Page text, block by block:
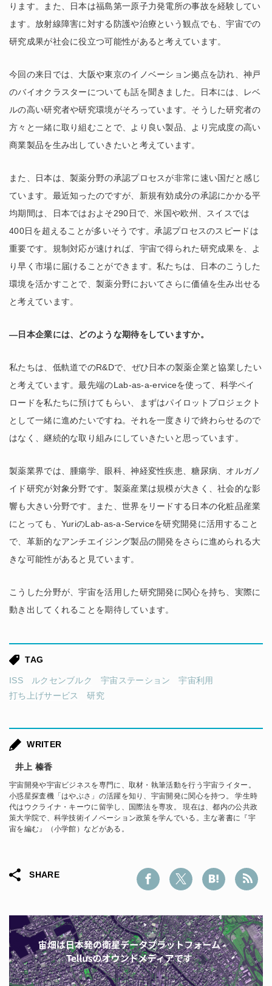
ります。また、日本は福島第一原子力発電所の事故を経験してい
ます。放射線障害に対する防護や治療という観点でも、宇宙での
研究成果が社会に役立つ可能性があると考えています。
今回の来日では、大阪や東京のイノベーション拠点を訪れ、神戸
のバイオクラスターについても話を聞きました。日本には、レベ
ルの高い研究者や研究環境がそろっています。そうした研究者の
方々と一緒に取り組むことで、より良い製品、より完成度の高い
商業製品を生み出していきたいと考えています。
また、日本は、製薬分野の承認プロセスが非常に速い国だと感じ
ています。最近知ったのですが、新規有効成分の承認にかかる平
均期間は、日本ではおよそ290日で、米国や欧州、スイスでは
400日を超えることが多いそうです。承認プロセスのスピードは
重要です。規制対応が速ければ、宇宙で得られた研究成果を、よ
り早く市場に届けることができます。私たちは、日本のこうした
環境を活かすことで、製薬分野においてさらに価値を生み出せる
と考えています。
―日本企業には、どのような期待をしていますか。
私たちは、低軌道でのR&Dで、ぜひ日本の製薬企業と協業したい
と考えています。最先端のLab-as-a-erviceを使って、科学ペイ
ロードを私たちに預けてもらい、まずはパイロットプロジェクト
として一緒に進めたいですね。それを一度きりで終わらせるので
はなく、継続的な取り組みにしていきたいと思っています。
製薬業界では、腫瘍学、眼科、神経変性疾患、糖尿病、オルガノ
イド研究が対象分野です。製薬産業は規模が大きく、社会的な影
響も大きい分野です。また、世界をリードする日本の化粧品産業
にとっても、YuriのLab-as-a-Serviceを研究開発に活用すること
で、革新的なアンチエイジング製品の開発をさらに進められる大
きな可能性があると見ています。
こうした分野が、宇宙を活用した研究開発に関心を持ち、実際に
動き出してくれることを期待しています。
TAG
ISS ルクセンブルク 宇宙ステーション
宇宙利用
打ち上げサービス
研究
WRITER
井上 榛香
宇宙開発や宇宙ビジネスを専門に、取材・執筆活動を行う宇宙ライター。
小惑星探査機「はやぶさ」の活躍を知り、宇宙開発に関心を持つ。 学生時
代はウクライナ・キーウに留学し、国際法を専攻。 現在は、都内の公共政
策大学院で、科学技術イノベーション政策を学んでいる。主な著書に『宇
宙を編む』（小学館）などがある。
SHARE